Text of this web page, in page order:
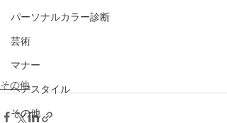
パーソナルカラー診断
芸術
マナー
ヘアスタイル
その他
その他